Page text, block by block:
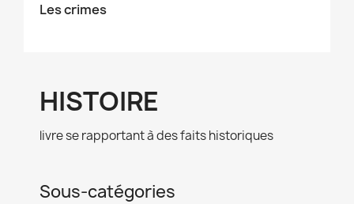
Les crimes
HISTOIRE
livre se rapportant à des faits historiques
Sous-catégories